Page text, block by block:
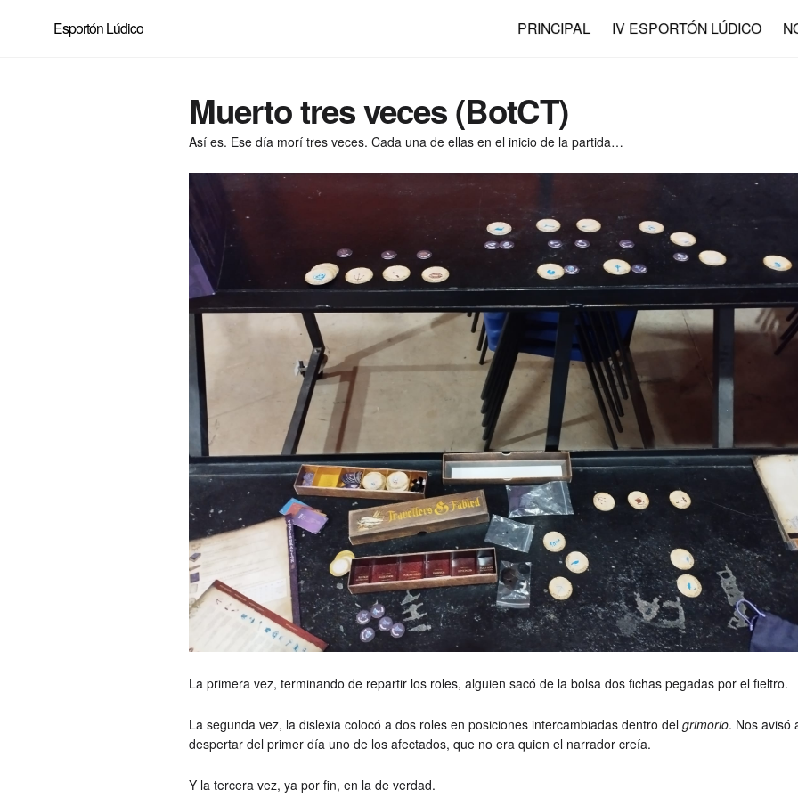
Esportón Lúdico PRINCIPAL IV ESPORTÓN LÚDICO
Muerto tres veces (BotCT)
Así es. Ese día morí tres veces. Cada una de ellas en el inicio de la partida…
La primera vez, terminando de repartir los roles, alguien sacó de la bolsa dos fichas pegadas por el fieltro.
La segunda vez, la dislexia colocó a dos roles en posiciones intercambiadas dentro del grimorio. Nos avisó
despertar del primer día uno de los afectados, que no era quien el narrador creía.
Y la tercera vez, ya por fin, en la de verdad.